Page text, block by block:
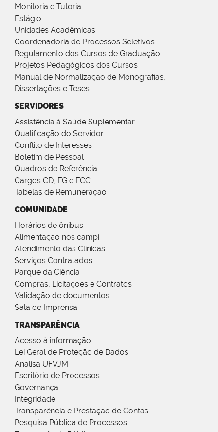
Monitoria e Tutoria
Estágio
Unidades Acadêmicas
Coordenadoria de Processos Seletivos
Regulamento dos Cursos de Graduação
Projetos Pedagógicos dos Cursos
Manual de Normalização de Monografias,
Dissertações e Teses
SERVIDORES
Assistência à Saúde Suplementar
Qualificação do Servidor
Conflito de Interesses
Boletim de Pessoal
Quadros de Referência
Cargos CD, FG e FCC
Tabelas de Remuneração
COMUNIDADE
Horários de ônibus
Alimentação nos campi
Atendimento das Clínicas
Serviços Contratados
Parque da Ciência
Compras, Licitações e Contratos
Validação de documentos
Sala de Imprensa
TRANSPARÊNCIA
Acesso à informação
Lei Geral de Proteção de Dados
Analisa UFVJM
Escritório de Processos
Governança
Integridade
Transparência e Prestação de Contas
Pesquisa Pública de Processos